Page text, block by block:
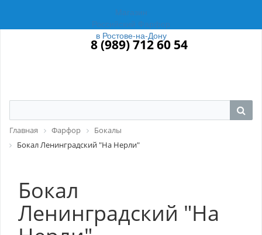
Магазин
Российский Фарфор
в Ростове-на-Дону
8 (989) 712 60 54
Главная Фарфор
Бокалы
Бокал Ленинградский "На Нерли"
Бокал
Ленинградский "На